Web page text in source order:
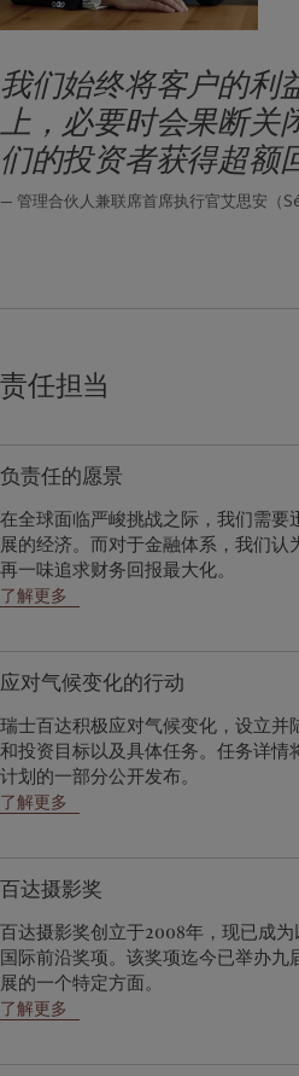
我们始终将客户的利
上，必要时会果断关
们的投资者获得超额
— 管理合伙人兼联席首席执行官艾思安（
责任担当
负责任的愿景
在全球面临严峻挑战之际，我们需
展的经济。而对于金融体系，我们
再一味追求财务回报最大化。
了解更多
应对气候变化的行动
瑞士百达积极应对气候变化，设立
和投资目标以及具体任务。任务详情
计划的一部分公开发布。
了解更多
百达摄影奖
百达摄影奖创立于2008年，现已成
国际前沿奖项。该奖项迄今已举办
展的一个特定方面。
了解更多